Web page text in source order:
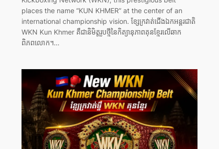
places the name “KUN KHMER” at the center of an
international championship vision. ខ្សែក្រវាត់ជើងឯកអន្តរជាតិ
WKN Kun Khmer គឺជានិមិត្តរូបថ្មីនៃកិត្យានុភាពគុនខ្មែរលើឆាក
ពិភពលោក។…